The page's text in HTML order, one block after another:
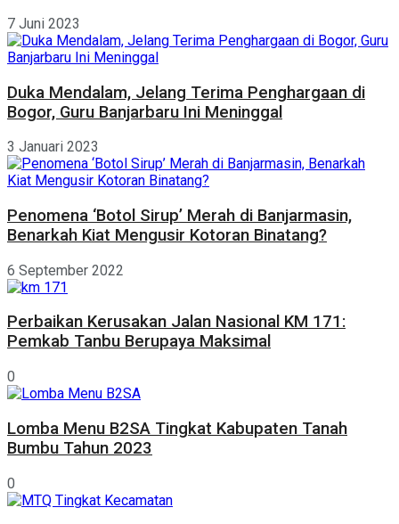
7 Juni 2023
Duka Mendalam, Jelang Terima Penghargaan di
Bogor, Guru Banjarbaru Ini Meninggal
3 Januari 2023
Penomena ‘Botol Sirup’ Merah di Banjarmasin,
Benarkah Kiat Mengusir Kotoran Binatang?
6 September 2022
Perbaikan Kerusakan Jalan Nasional KM 171:
Pemkab Tanbu Berupaya Maksimal
0
Lomba Menu B2SA Tingkat Kabupaten Tanah
Bumbu Tahun 2023
0